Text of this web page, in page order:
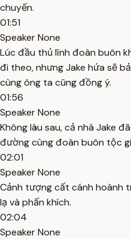
chuyến.
01:51
Speaker None
Lúc đầu thủ lĩnh đoàn buôn
đi theo, nhưng Jake hứa sẽ
cùng ông ta cũng đồng ý.
01:56
Speaker None
Không lâu sau, cả nhà Jake
đường cùng đoàn buôn tộc
02:01
Speaker None
Cảnh tượng cất cánh hoành
lạ và phấn khích.
02:04
Speaker None